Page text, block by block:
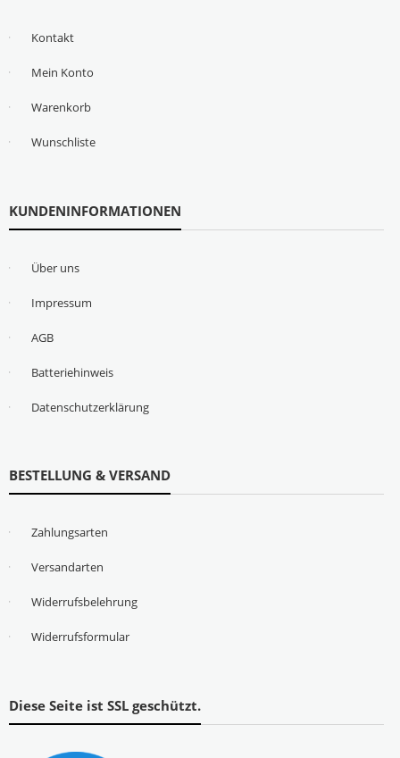
Kontakt
Mein Konto
Warenkorb
Wunschliste
KUNDENINFORMATIONEN
Über uns
Impressum
AGB
Batteriehinweis
Datenschutzerklärung
BESTELLUNG & VERSAND
Zahlungsarten
Versandarten
Widerrufsbelehrung
Widerrufsformular
Diese Seite ist SSL geschützt.